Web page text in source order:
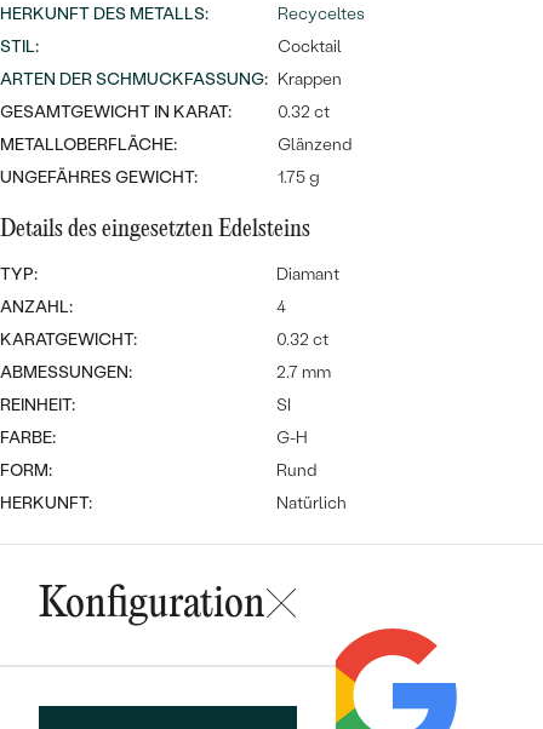
Wave Kollektion
SYMBOLISCH
MINIMALISTISCH
NACH ANLASS
MASSGEFERTIGTER
DIAMANTEN
Meistverkaufte
Ohrrinnge
ANSEHEN
Personalisierte
Halsketten
ANSEHEN
Meistverkaufte
ANSEHEN
HERKUNFT DES METALLS:
Recyceltes
STIL:
Cocktail
ARTEN DER SCHMUCKFASSUNG: Krappen
GESAMTGEWICHT IN KARAT:
0.32 ct
METALLOBERFLÄCHE:
Glänzend
UNGEFÄHRES GEWICHT:
1.75 g
Details des eingesetzten Edelsteins
TYP:
Diamant
ANZAHL:
4
KARATGEWICHT:
0.32 ct
ABMESSUNGEN:
2.7 mm
REINHEIT:
SI
FARBE:
G-H
FORM:
Rund
HERKUNFT:
Natürlich
Konfiguration